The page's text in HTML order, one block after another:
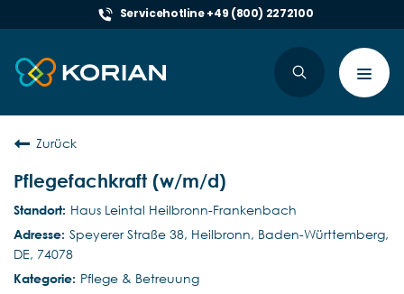
Servicehotline +49 (800) 2272100
Zurück
Pflegefachkraft (w/m/d)
Haus Leintal Heilbronn-Frankenbach
Speyerer Straße 38, Heilbronn, Baden-Württemberg,
DE, 74078
Pflege & Betreuung